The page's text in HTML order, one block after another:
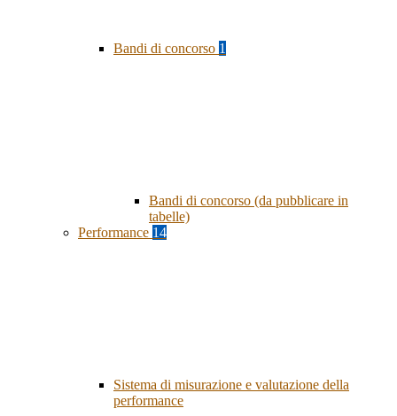
Bandi di concorso 1
Bandi di concorso (da pubblicare in
tabelle)
Performance 14
Sistema di misurazione e valutazione della
performance